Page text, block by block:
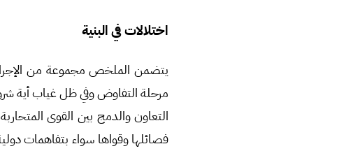
اختلالات في البنية
يتضمن الملخص مجموعة من
مرحلة التفاوض وفي ظل غياب أية
التعاون والدمج بين القوى
فصائلها وقواها سواء بتفاهمات